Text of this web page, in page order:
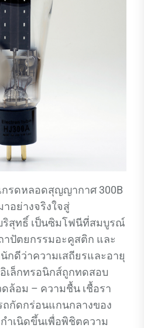
กรดหลอดสุญญากาศ 300B
อย่างจริงใจสู่
สุทธิ์ เป็นซิมโฟนีที่สมบูรณ์
ปัตยกรรมอะคูสติก และ
กดีว่าความเสถียรและอายุ
เล็กทรอนิกส์ถูกทดสอบ
ล้อม – ความชื้น เชื้อรา
ถกัดกร่อนแกนกลางของ
ำเนิดขึ้นเพื่อพิชิตความ